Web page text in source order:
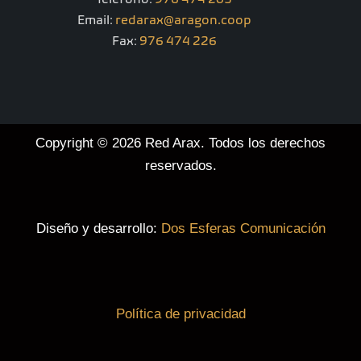
-
f
m
Email: redarax@aragon.coop
Fax: 976 474 226
Copyright © 2026 Red Arax. Todos los derechos
reservados.
Diseño y desarrollo: Dos Esferas Comunicación
Política de privacidad